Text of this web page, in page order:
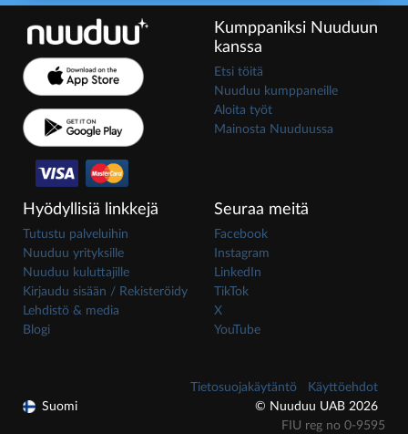
Kumppaniksi Nuuduun
kanssa
Etsi töitä
Nuuduu kumppaneille
Aloita työt
Mainosta Nuuduussa
Hyödyllisiä linkkejä
Tutustu palveluihin
Nuuduu yrityksille
Nuuduu kuluttajille
Kirjaudu sisään / Rekisteröidy
Lehdistö & media
Blogi
Seuraa meitä
Facebook
Instagram
LinkedIn
TikTok
X
YouTube
Suomi
Tietosuojakäytäntö
Käyttöehdot
© Nuuduu UAB 2026
FIU reg no 0-9595